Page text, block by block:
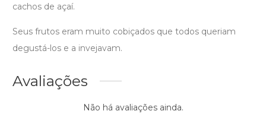
cachos de açaí.
Seus frutos eram muito cobiçados que todos queriam
degustá-los e a invejavam.
Avaliações
Não há avaliações ainda.